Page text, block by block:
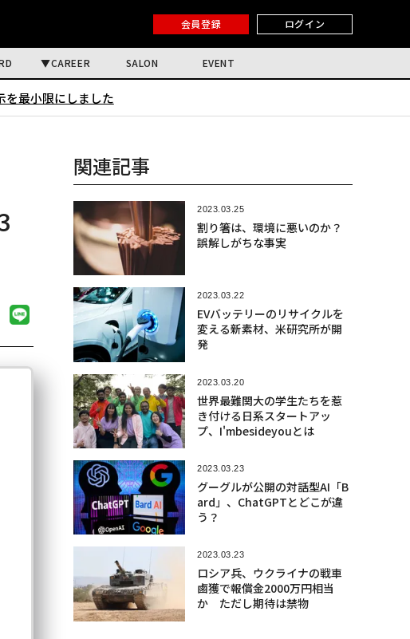
会員登録 ログイン
CAREER SALON EVENT
を最小限にしました
関連記事
2023.03.25
割り箸は、環境に悪いのか？
誤解しがちな事実
2023.03.22
EVバッテリーのリサイクルを
変える新素材、米研究所が開
発
2023.03.20
世界最難関大の学生たちを惹
き付ける日系スタートアッ
プ、I'mbesideyouとは
2023.03.23
グーグルが公開の対話型AI「B
ard」、ChatGPTとどこが違
う？
2023.03.23
ロシア兵、ウクライナの戦車
鹵獲で報償金2000万円相当
か ただし期待は禁物